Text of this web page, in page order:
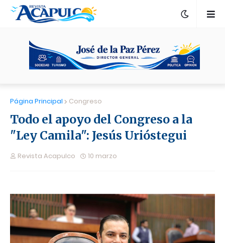
Página Principal Congreso
Todo el apoyo del Congreso a la
"Ley Camila": Jesús Urióstegui
Revista Acapulco 10 marzo